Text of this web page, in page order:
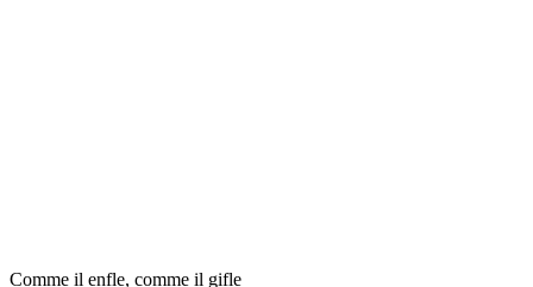
Comme il enfle, comme il gifle